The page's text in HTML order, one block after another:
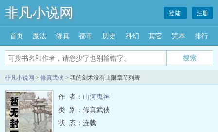
非凡小说网
搜索
登陆 注册
首页 魔法 修真 都市 历史 科幻 其它 完本 排行
非凡小说网 > 修真武侠 > 我的剑术没有上限章节列表
作 者： 山河鬼神
类 别：修真武侠
状 态：连载